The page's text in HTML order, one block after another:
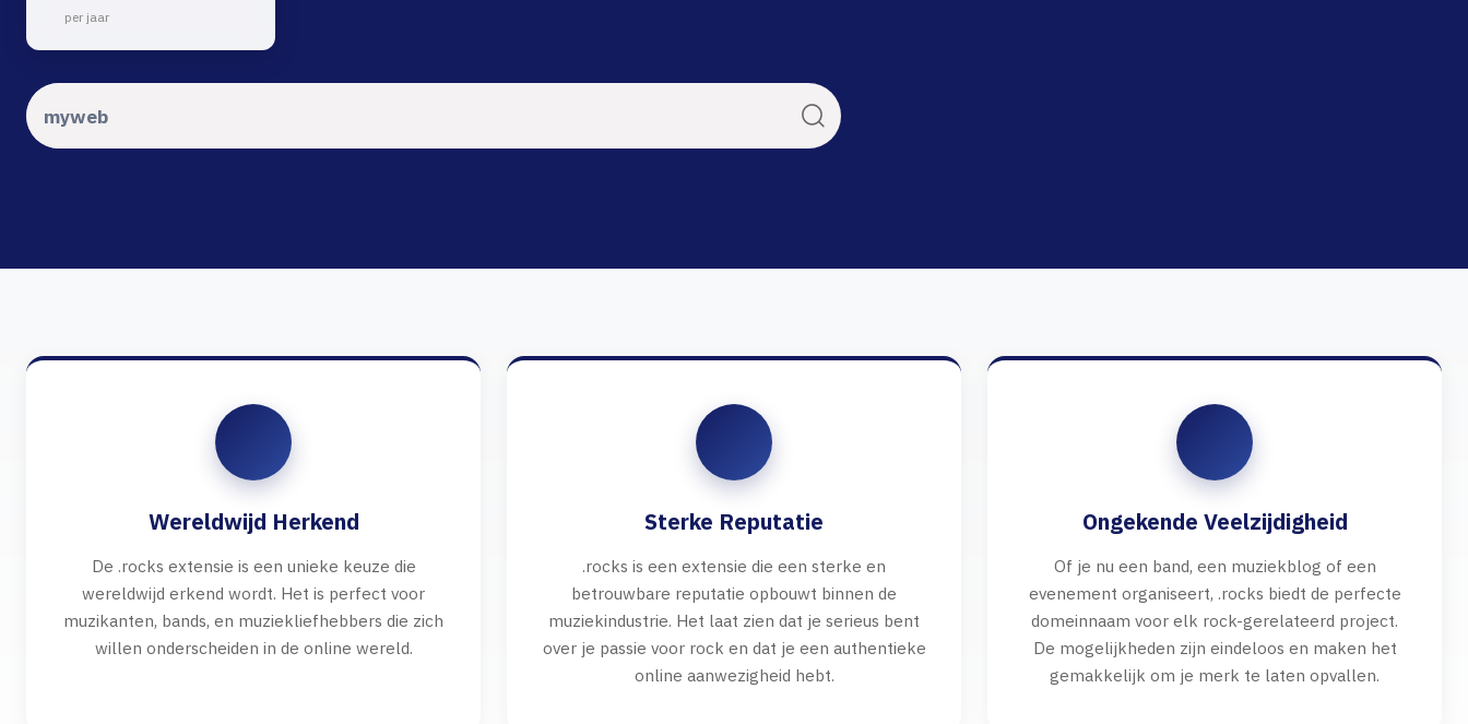
per jaar
Wereldwijd Herkend
De .rocks extensie is een unieke keuze die
wereldwijd erkend wordt. Het is perfect voor
muzikanten, bands, en muziekliefhebbers die zich
willen onderscheiden in de online wereld.
Sterke Reputatie
.rocks is een extensie die een sterke en
betrouwbare reputatie opbouwt binnen de
muziekindustrie. Het laat zien dat je serieus bent
over je passie voor rock en dat je een authentieke
online aanwezigheid hebt.
Ongekende Veelzijdigheid
Of je nu een band, een muziekblog of een
evenement organiseert, .rocks biedt de perfecte
domeinnaam voor elk rock-gerelateerd project.
De mogelijkheden zijn eindeloos en maken het
gemakkelijk om je merk te laten opvallen.